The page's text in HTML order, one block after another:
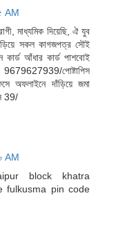
AM
মাধ্যমিক দিয়েছি, ঐ যুব
সকল কাগজপত্র সৌই
কার্ড আঁধার কার্ড পাশবোই
9679627939/পোষ্টাপিস
অফলাইনে দাঁড়িয়ে জমা
39/
AM
block khatra
fulkusma pin code